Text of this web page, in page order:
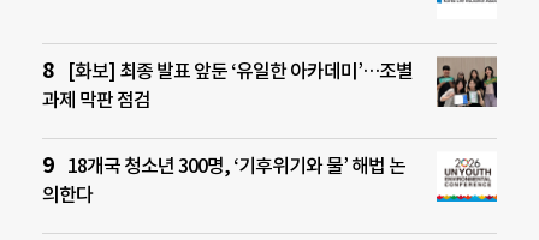
[화보] 최종 발표 앞둔 ‘유일한 아카데미’…조별
과제 막판 점검
18개국 청소년 300명, ‘기후위기와 물’ 해법 논
의한다